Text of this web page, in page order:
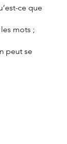
ce que
mots ;
peut se